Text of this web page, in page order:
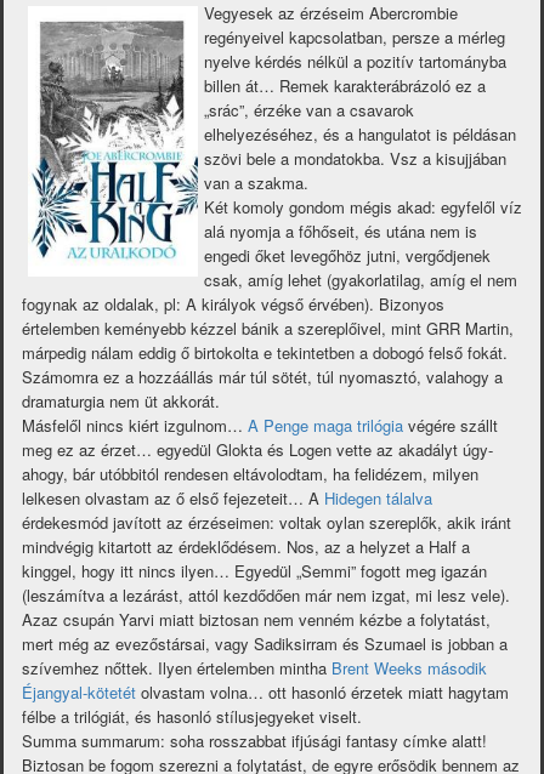
hét)
Vegyesek az érzéseim Abercrombie
regényeivel kapcsolatban, persze a mérleg
nyelve kérdés nélkül a pozitív tartományba
billen át… Remek karakterábrázoló ez a
„srác”, érzéke van a csavarok
elhelyezéséhez, és a hangulatot is példásan
szövi bele a mondatokba. Vsz a kisujjában
van a szakma.
Két komoly gondom mégis akad: egyfelől víz
alá nyomja a főhőseit, és utána nem is
engedi őket levegőhöz jutni, vergődjenek
csak, amíg lehet (gyakorlatilag, amíg el nem
fogynak az oldalak, pl: A királyok végső érvében). Bizonyos
értelemben keményebb kézzel bánik a szereplőivel, mint GRR Martin,
márpedig nálam eddig ő birtokolta e tekintetben a dobogó felső fokát.
Számomra ez a hozzáállás már túl sötét, túl nyomasztó, valahogy a
dramaturgia nem üt akkorát.
Másfelől nincs kiért izgulnom… A Penge maga trilógia végére szállt
meg ez az érzet… egyedül Glokta és Logen vette az akadályt úgy-
ahogy, bár utóbbitól rendesen eltávolodtam, ha felidézem, milyen
lelkesen olvastam az ő első fejezeteit… A Hidegen tálalva
érdekesmód javított az érzéseimen: voltak oylan szereplők, akik iránt
mindvégig kitartott az érdeklődésem. Nos, az a helyzet a Half a
kinggel, hogy itt nincs ilyen… Egyedül „Semmi” fogott meg igazán
(leszámítva a lezárást, attól kezdődően már nem izgat, mi lesz vele).
Azaz csupán Yarvi miatt biztosan nem venném kézbe a folytatást,
mert még az evezőstársai, vagy Sadiksirram és Szumael is jobban a
szívemhez nőttek. Ilyen értelemben mintha Brent Weeks második
Éjangyal-kötetét olvastam volna… ott hasonló érzetek miatt hagytam
félbe a trilógiát, és hasonló stílusjegyeket viselt.
Summa summarum: soha rosszabbat ifjúsági fantasy címke alatt!
Biztosan be fogom szerezni a folytatást, de egyre erősödik bennem az